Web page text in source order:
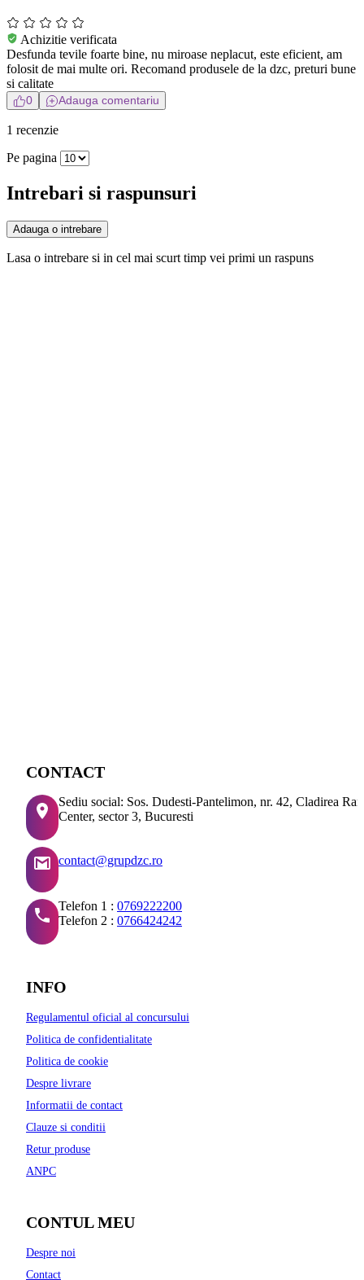
Achizitie verificata
Desfunda tevile foarte bine, nu miroase neplacut, este eficient, am
folosit de mai multe ori. Recomand produsele de la dzc, preturi bune
si calitate
0 Adauga comentariu
1 recenzie
Pe pagina
Intrebari si raspunsuri
Adauga o intrebare
Lasa o intrebare si in cel mai scurt timp vei primi un raspuns
CONTACT
Sediu social: Sos. Dudesti-Pantelimon, nr. 42, Cladirea
Center, sector 3, Bucuresti
contact@grupdzc.ro
Telefon 1 : 0769222200
Telefon 2 : 0766424242
INFO
Regulamentul oficial al concursului
Politica de confidentialitate
Politica de cookie
Despre livrare
Informatii de contact
Clauze si conditii
Retur produse
ANPC
CONTUL MEU
Despre noi
Contact